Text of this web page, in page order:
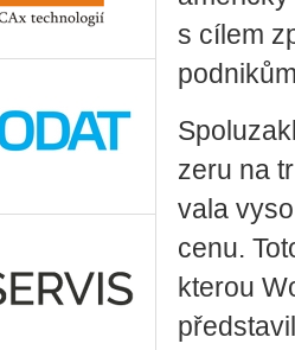
s cílem
ze­ru na
va­la
cenu.
kte­rou